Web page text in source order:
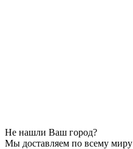
Не нашли Ваш город?
Мы доставляем по всему миру